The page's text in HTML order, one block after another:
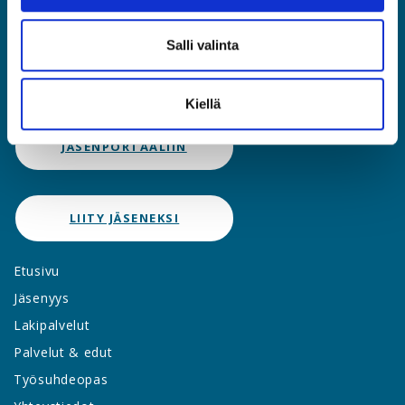
Salli valinta
Kiellä
Asiantuntijat ja Esihenkilöt ASIA ry
Rautatieläisenkatu 6, 00520 Helsinki
(09) 2510 1310
JÄSENPORTAALIIN
LIITY JÄSENEKSI
Etusivu
Jäsenyys
Lakipalvelut
Palvelut & edut
Työsuhdeopas